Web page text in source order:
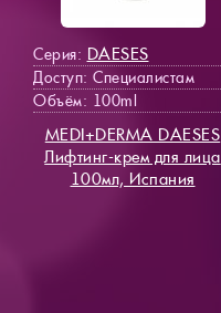
Серия: DAESES
Доступ: Специалистам
Объём: 100ml
MEDI+DERMA DAESES
Лифтинг-крем для лица
100мл, Испания